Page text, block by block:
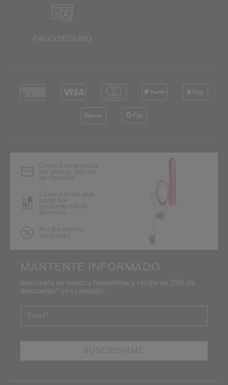
PAGO SEGURO
MANTENTE INFORMADO
Inscríbete en nuestra Newsletter y recibe un 25% de
descuento* en tu pedido.
*
Email
SUSCRIBIRME